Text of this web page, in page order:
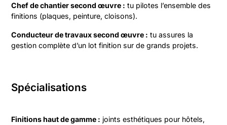
Chef de chantier second œuvre : tu pilotes l’ensemble des
finitions (plaques, peinture, cloisons).
Conducteur de travaux second œuvre : tu assures la
gestion complète d’un lot finition sur de grands projets.
Spécialisations
Finitions haut de gamme : joints esthétiques pour hôtels,